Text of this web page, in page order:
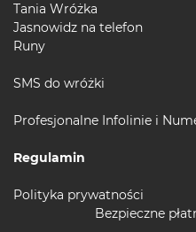
Tania Wróżka
Jasnowidz na telefon
Runy
SMS do wróżki
Profesjonalne Infolinie i
Regulamin
Polityka prywatności
Bezpieczne